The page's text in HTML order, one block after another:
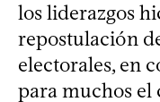
los liderazgos
repostulación
electorales, en
para muchos el